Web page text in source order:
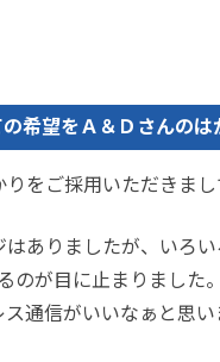
希望をＡ＆Ｄさんの
をご採用いただきま
ありましたが、いろ
のが目に止まりました
通信がいいなぁと思